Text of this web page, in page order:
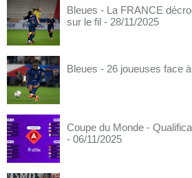
Bleues - La FRANCE
sur le fil - 28/11/2025
Bleues - 26 joueuses face
Coupe du Monde -
- 06/11/2025